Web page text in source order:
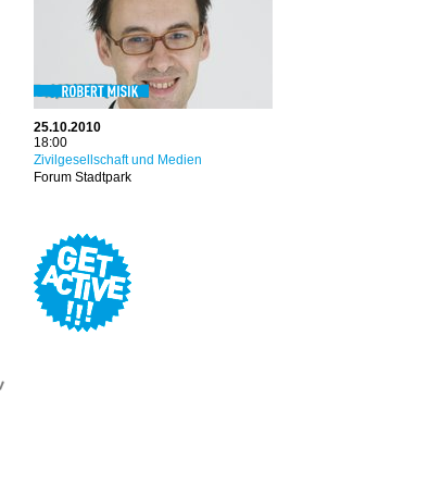
25.10.2010
18:00
Zivilgesellschaft und Medien
Forum Stadtpark